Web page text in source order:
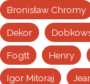
Bronisław Chromy
Dekor
Fogtt Henry
Igor Mitoraj